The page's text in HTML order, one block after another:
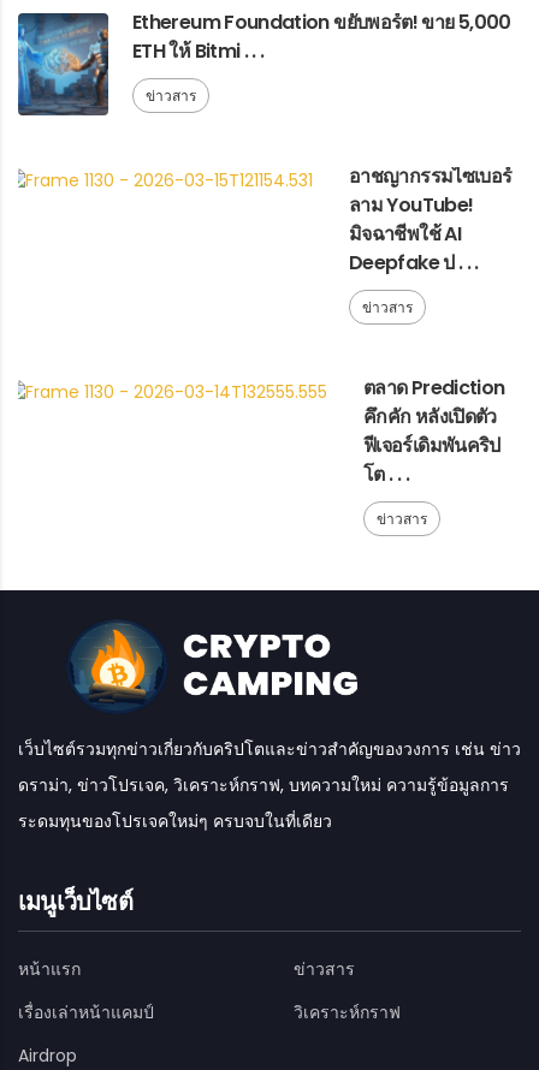
Ethereum Foundation ขยับพอร์ต! ขาย 5,000
ETH ให้ Bitmi . . .
ข่าวสาร
อาชญากรรมไซเบอร์
ลาม YouTube!
มิจฉาชีพใช้ AI
Deepfake ป . . .
ข่าวสาร
ตลาด Prediction
คึกคัก หลังเปิดตัว
ฟีเจอร์เดิมพันคริป
โต . . .
ข่าวสาร
เว็บไซต์รวมทุกข่าวเกี่ยวกับคริปโตและข่าวสำคัญของวงการ เช่น ข่าว
ดราม่า, ข่าวโปรเจค, วิเคราะห์กราฟ, บทความใหม่ ความรู้ข้อมูลการ
ระดมทุนของโปรเจคใหม่ๆ ครบจบในที่เดียว
เมนูเว็บไซต์
หน้าแรก
ข่าวสาร
เรื่องเล่าหน้าแคมป์
วิเคราะห์กราฟ
Airdrop